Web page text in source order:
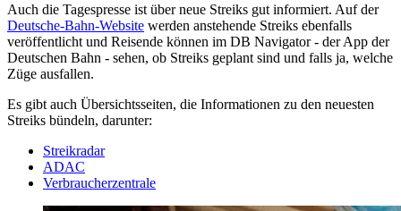
Auch die Tagespresse ist über neue Streiks gut informiert. Auf der
Deutsche-Bahn-Website werden anstehende Streiks ebenfalls
veröffentlicht und Reisende können im DB Navigator - der App der
Deutschen Bahn - sehen, ob Streiks geplant sind und falls ja, welche
Züge ausfallen.
Es gibt auch Übersichtsseiten, die Informationen zu den neuesten
Streiks bündeln, darunter:
Streikradar
ADAC
Verbraucherzentrale